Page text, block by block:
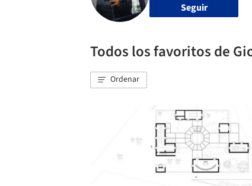
Seguir
Todos los favoritos de
Ordenar